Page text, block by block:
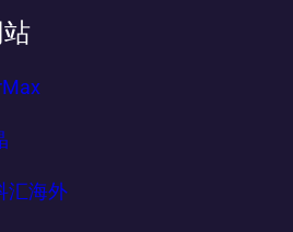
汇海外